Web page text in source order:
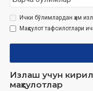
Ички бўлимлардан ҳам
Маҳсулот тафсилотлари
Излаш учун
маҳсулотлар